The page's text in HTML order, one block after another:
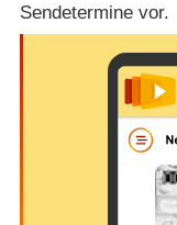
Sendetermine vor.